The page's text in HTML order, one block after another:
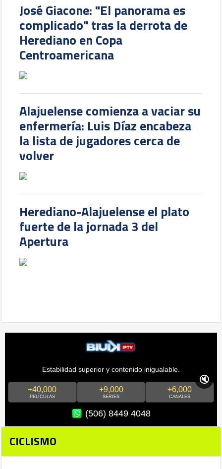
José Giacone: "El panorama es
complicado" tras la derrota de
Herediano en Copa
Centroamericana
Alajuelense comienza a vaciar su
enfermería: Luis Díaz encabeza
la lista de jugadores cerca de
volver
Herediano-Alajuelense el plato
fuerte de la jornada 3 del
Apertura
Estabilidad superior y contenido inigualable.
+40,000
PELÍCULAS
+9,000
SERIES
+6,000
CANALES
(506) 8449 4048
🔇
CICLISMO